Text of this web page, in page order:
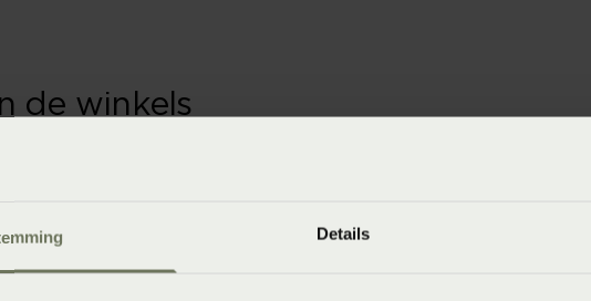
Details
de winkels
verkrijgbaar in de winkel. Wil je het product in de winkel
beschikbaarheid.